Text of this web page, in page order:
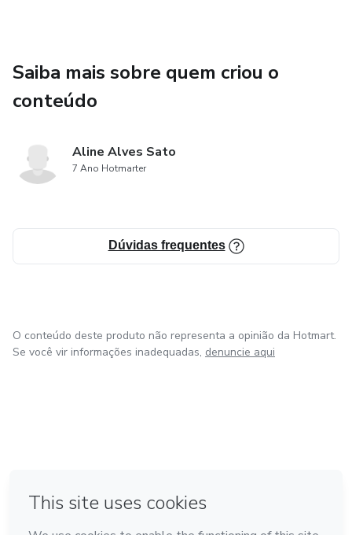
Saiba mais sobre quem criou o
conteúdo
Aline Alves Sato
7 Ano Hotmarter
Dúvidas frequentes
O conteúdo deste produto não representa a opinião da Hotmart.
Se você vir informações inadequadas, denuncie aqui
Feito com ❤ em Bogotá